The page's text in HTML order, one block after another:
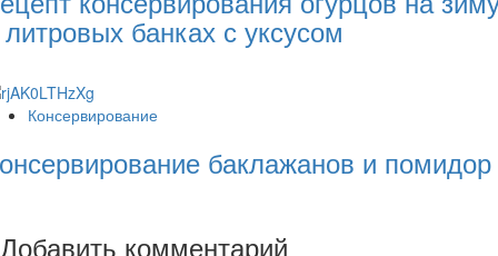
банках с уксусом
Консервирование
баклажанов и помидор
Добавить комментарий